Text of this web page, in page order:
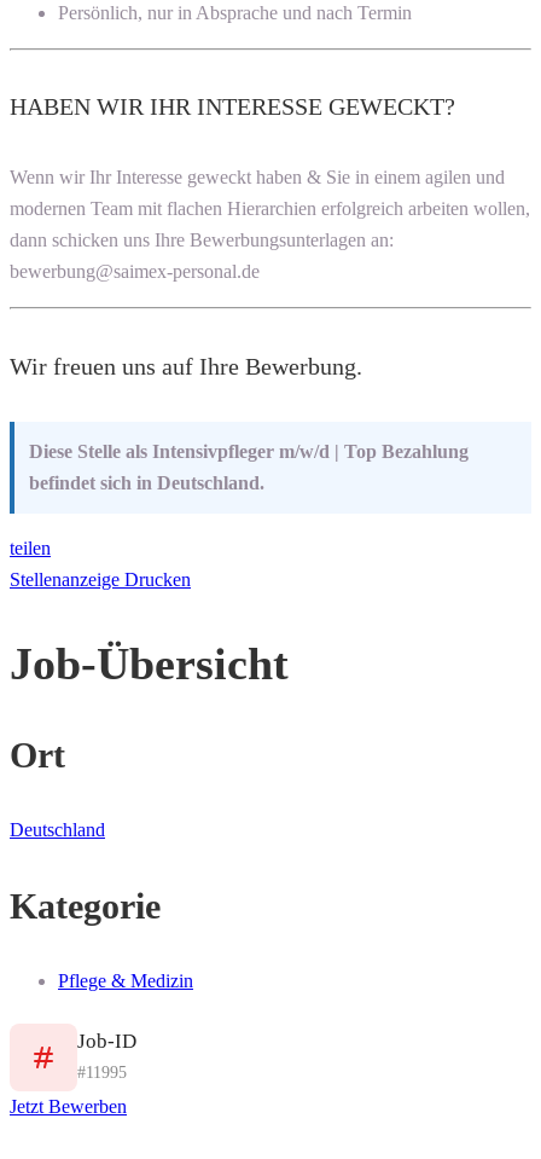
Persönlich, nur in Absprache und nach Termin
HABEN WIR IHR INTERESSE GEWECKT?
Wenn wir Ihr Interesse geweckt haben & Sie in einem agilen und
modernen Team mit flachen Hierarchien erfolgreich arbeiten wollen,
dann schicken uns Ihre Bewerbungsunterlagen an:
bewerbung@saimex-personal.de
Wir freuen uns auf Ihre Bewerbung.
Diese Stelle als Intensivpfleger m/w/d | Top Bezahlung
befindet sich in Deutschland.
teilen
Stellenanzeige Drucken
Job-Übersicht
Ort
Deutschland
Kategorie
Pflege & Medizin
Job-ID
#11995
Jetzt Bewerben